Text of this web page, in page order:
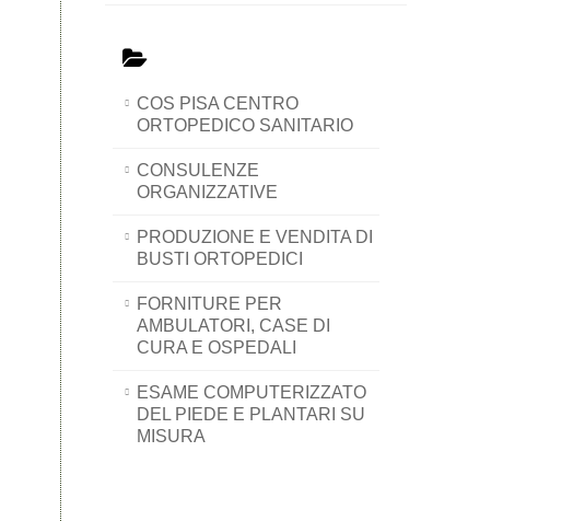
COS PISA CENTRO
ORTOPEDICO SANITARIO
CONSULENZE
ORGANIZZATIVE
PRODUZIONE E VENDITA DI
BUSTI ORTOPEDICI
FORNITURE PER
AMBULATORI, CASE DI
CURA E OSPEDALI
ESAME COMPUTERIZZATO
DEL PIEDE E PLANTARI SU
MISURA